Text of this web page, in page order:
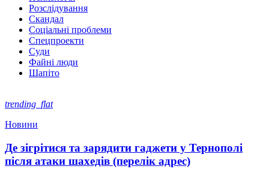
Розслідування
Скандал
Соціальні проблеми
Спецпроекти
Суди
Файні люди
Шапіто
trending_flat
Новини
Де зігрітися та зарядити гаджети у Тернополі
після атаки шахедів (перелік адрес)